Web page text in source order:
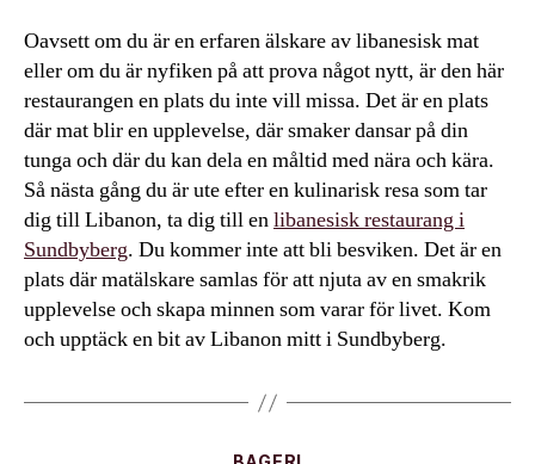
Oavsett om du är en erfaren älskare av libanesisk mat
eller om du är nyfiken på att prova något nytt, är den här
restaurangen en plats du inte vill missa. Det är en plats
där mat blir en upplevelse, där smaker dansar på din
tunga och där du kan dela en måltid med nära och kära.
Så nästa gång du är ute efter en kulinarisk resa som tar
dig till Libanon, ta dig till enlibanesisk restaurang i
Sundbyberg. Du kommer inte att bli besviken. Det är en
plats där matälskare samlas för att njuta av en smakrik
upplevelse och skapa minnen som varar för livet. Kom
och upptäck en bit av Libanon mitt i Sundbyberg.
Kategorier